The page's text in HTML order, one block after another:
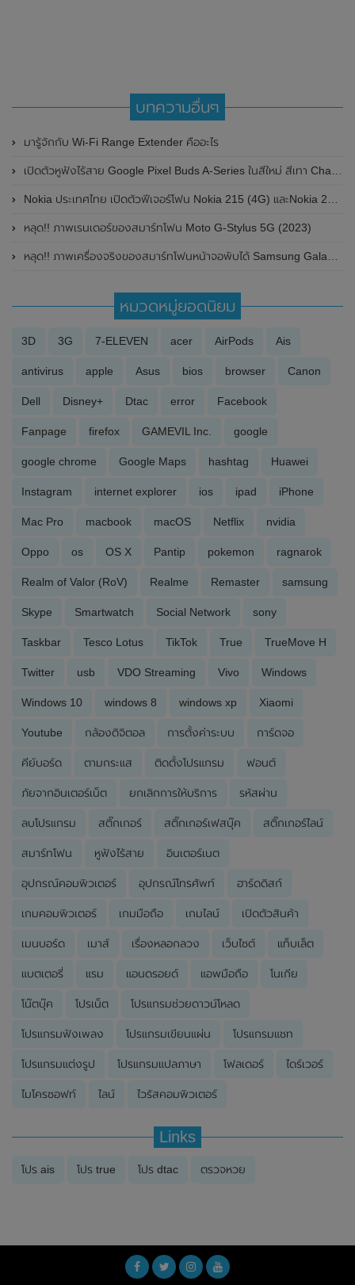
บทความอื่นๆ
มารู้จักกับ Wi-Fi Range Extender คืออะไร
เปิดตัวหูฟังไร้สาย Google Pixel Buds A-Series ในสีใหม่ สีเทา Charcoal
Nokia ประเทศไทย เปิดตัวฟีเจอร์โฟน Nokia 215 (4G) และNokia 225 (4G) แล้ว ในราคาประหยัด สบายกระเป๋าสุดๆ
หลุด!! ภาพเรนเดอร์ของสมาร์ทโฟน Moto G-Stylus 5G (2023)
หลุด!! ภาพเครื่องจริงของสมาร์ทโฟนหน้าจอพับได้ Samsung Galaxy Z Fold 5 ก่อนเปิดตัวในวันที่ 26 กรกฎาคม 2023 นี้
หมวดหมู่ยอดนิยม
3D 3G 7-ELEVEN acer AirPods Ais
antivirus apple Asus bios browser Canon
Dell Disney+ Dtac error Facebook
Fanpage firefox GAMEVIL Inc. google
google chrome Google Maps hashtag Huawei
Instagram internet explorer ios ipad iPhone
Mac Pro macbook macOS Netflix nvidia
Oppo os OS X Pantip pokemon ragnarok
Realm of Valor (RoV) Realme Remaster samsung
Skype Smartwatch Social Network sony
Taskbar Tesco Lotus TikTok True TrueMove H
Twitter usb VDO Streaming Vivo Windows
Windows 10 windows 8 windows xp Xiaomi
Youtube กล้องดิจิตอล การตั้งค่าระบบ การ์ดจอ
คีย์บอร์ด ตามกระแส ติดตั้งโปรแกรม ฟอนต์
ภัยจากอินเตอร์เน็ต ยกเลิกการให้บริการ รหัสผ่าน
ลบโปรแกรม สติ๊กเกอร์ สติ๊กเกอร์เฟสบุ๊ค สติ๊กเกอร์ไลน์
สมาร์ทโฟน หูฟังไร้สาย อินเตอร์เนต
อุปกรณ์คอมพิวเตอร์ อุปกรณ์โทรศัพท์ ฮาร์ดดิสก์
เกมคอมพิวเตอร์ เกมมือถือ เกมไลน์ เปิดตัวสินค้า
เมนบอร์ด เมาส์ เรื่องหลอกลวง เว็บไซต์ แท็บเล็ต
แบตเตอรี่ แรม แอนดรอยด์ แอพมือถือ โนเกีย
โน๊ตบุ๊ค โปรเน็ต โปรแกรมช่วยดาวน์โหลด
โปรแกรมฟังเพลง โปรแกรมเขียนแผ่น โปรแกรมแชท
โปรแกรมแต่งรูป โปรแกรมแปลภาษา โฟลเดอร์ ไดร์เวอร์
ไมโครซอฟท์ ไลน์ ไวรัสคอมพิวเตอร์
Links
โปร ais โปร true โปร dtac ตรวจหวย